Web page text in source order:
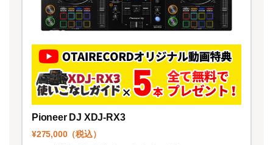
Pioneer DJ XDJ-RX3
¥275,000（税込）